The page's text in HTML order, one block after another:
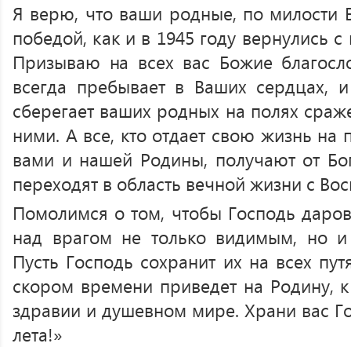
Я верю, что ваши родные, по милости
победой, как и в 1945 году вернулись
Призываю на всех вас Божие
всегда пребывает в Ваших
сберегает ваших родных на полях
ними. А все, кто отдает свою жизнь на
вами и нашей Родины, получают от
переходят в область вечной жизни с
Помолимся о том, чтобы Господь
над врагом не только видимым, но
Пусть Господь сохранит их на всех
скором времени приведет на Родину,
здравии и душевном мире. Храни вас
лета!»